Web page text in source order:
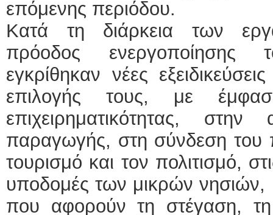
επόμενης περιόδου.
Κατά τη διάρκεια των
πρόοδος ενεργοποίησης
εγκρίθηκαν νέες
επιλογής τους, με
επιχειρηματικότητας,
παραγωγής, στη σύνδεση του
τουρισμό και τον πολιτισμό,
υποδομές των μικρών
που αφορούν τη στέγαση, τη